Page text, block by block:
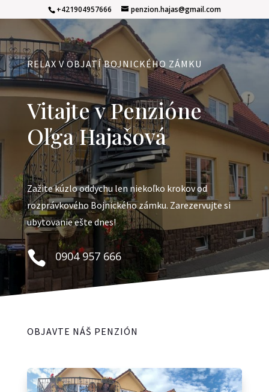
+421904957666 penzion.hajas@gmail.com
RELAX V OBJATÍ BOJNICKÉHO ZÁMKU
Vitajte v Penzióne
Oľga Hajašová
Zažite kúzlo oddychu len niekoľko krokov od
rozprávkového Bojnického zámku. Zarezervujte si
ubytovanie ešte dnes!
 0904 957 666
OBJAVTE NÁŠ PENZIÓN